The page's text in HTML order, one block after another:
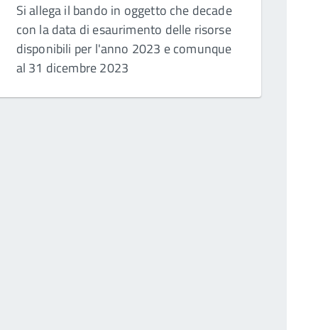
Si allega il bando in oggetto che decade
con la data di esaurimento delle risorse
disponibili per l'anno 2023 e comunque
al 31 dicembre 2023